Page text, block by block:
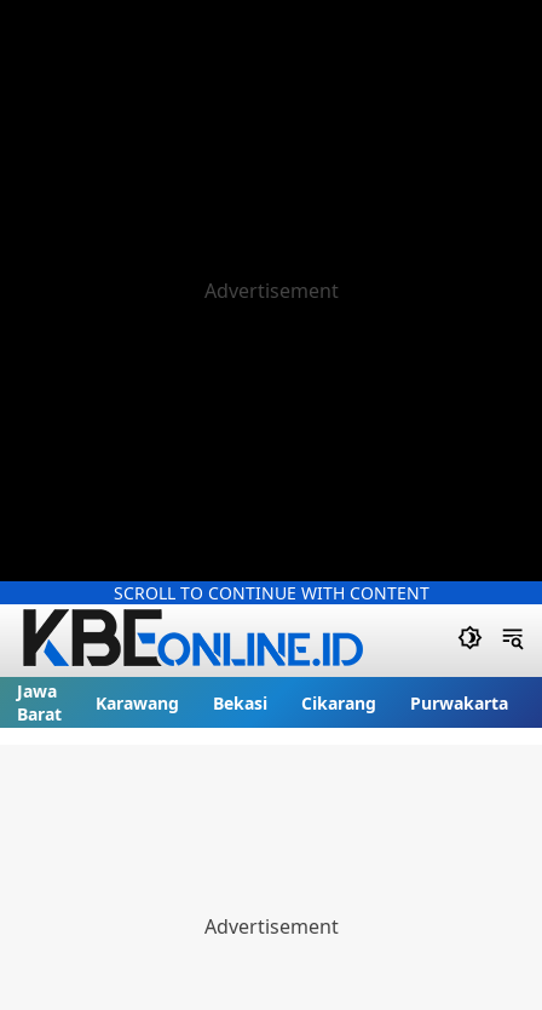
SCROLL TO CONTINUE WITH CONTENT
Jawa
Barat
Karawang Bekasi Cikarang Purwakarta